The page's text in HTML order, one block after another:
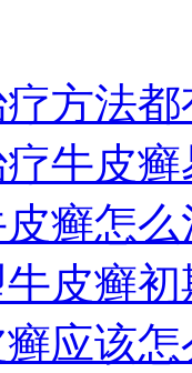
方法
牛皮
癣怎么
皮癣
应该